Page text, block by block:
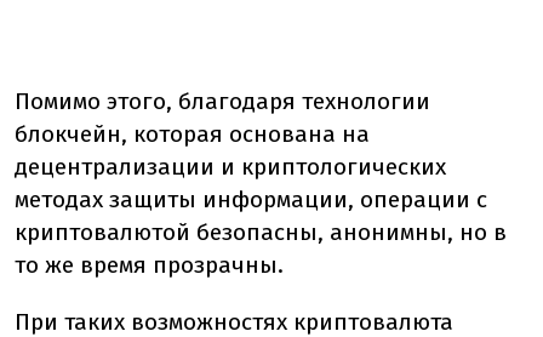
Помимо этого, благодаря технологии
блокчейн, которая основана на
децентрализации и криптологических
методах защиты информации, операции с
криптовалютой безопасны, анонимны, но в
то же время прозрачны.
При таких возможностях криптовалюта